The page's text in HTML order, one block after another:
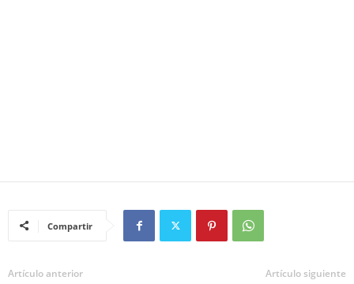
Compartir
Artículo anterior Artículo siguiente